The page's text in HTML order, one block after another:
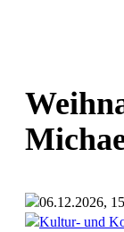
06.12.2026,
Kultur- und